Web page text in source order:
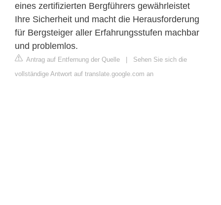
eines zertifizierten Bergführers gewährleistet
Ihre Sicherheit und macht die Herausforderung
für Bergsteiger aller Erfahrungsstufen machbar
und problemlos.
Antrag auf Entfernung der Quelle | Sehen Sie sich die
vollständige Antwort auf translate.google.com an